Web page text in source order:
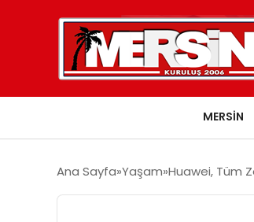
MERSIN
Ana Sayfa Yaşam Huawei, Tüm